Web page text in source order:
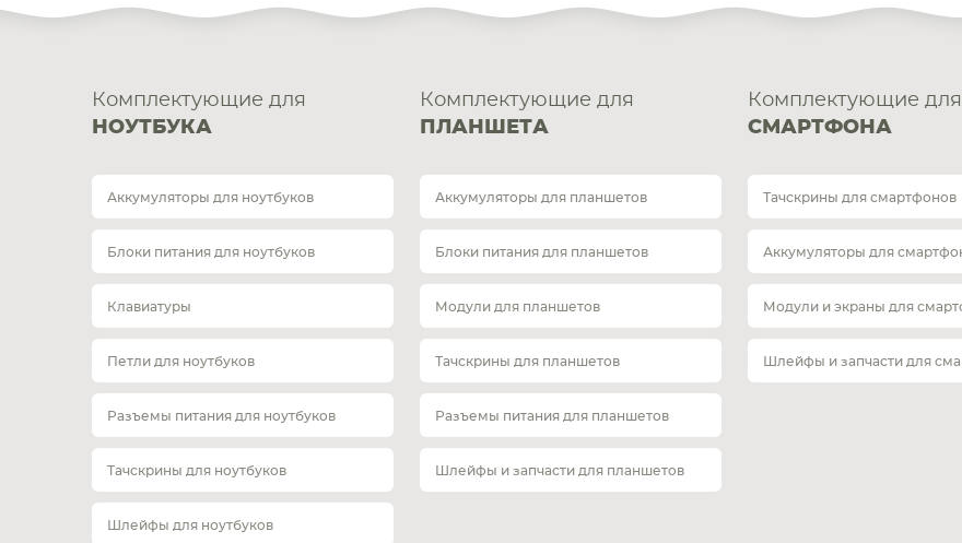
Комплектующие для
НОУТБУКА
Аккумуляторы для ноутбуков
Блоки питания для ноутбуков
Клавиатуры
Петли для ноутбуков
Разъемы питания для ноутбуков
Тачскрины для ноутбуков
Шлейфы для ноутбуков
Комплектующие для
ПЛАНШЕТА
Аккумуляторы для планшетов
Блоки питания для планшетов
Модули для планшетов
Тачскрины для планшетов
Разъемы питания для планшетов
Шлейфы и запчасти для планшетов
Комплектующие для
СМАРТФОНА
Тачскрины для смартфонов
Аккумуляторы для
Модули и экраны для
Шлейфы и запчасти для